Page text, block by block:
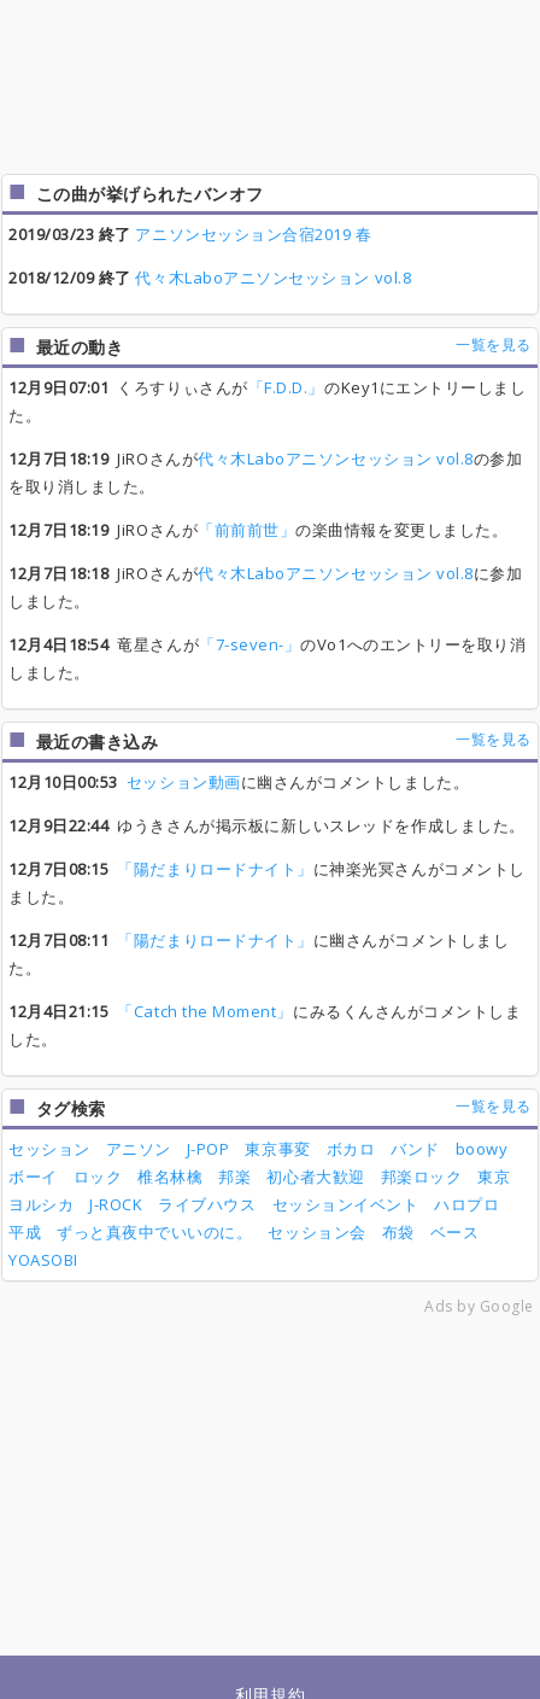
この曲が挙げられたバンオフ
2019/03/23 終了 アニソンセッション合宿2019 春
2018/12/09 終了 代々木Laboアニソンセッション vol.8
最近の動き 一覧を見る
12月9日07:01 くろすりぃさんが 「F.D.D.」 のKey1にエントリーしまし
た。
12月7日18:19JiROさんが代々木Laboアニソンセッション vol.8の参加
を取り消しました。
12月7日18:19JiROさんが 「前前前世」の楽曲情報を変更しました。
12月7日18:18JiROさんが代々木Laboアニソンセッション vol.8に参加
しました。
12月4日18:54竜星さんが 「7-seven-」のVo1へのエントリーを取り消
しました。
最近の書き込み 一覧を見る
12月10日00:53 セッション動画に幽さんがコメントしました。
12月9日22:44ゆうきさんが掲示板に新しいスレッドを作成しました。
12月7日08:15
「陽だまりロードナイト」 に神楽光冥さんがコメントし
ました。
12月7日08:11
「陽だまりロードナイト」 に幽さんがコメントしまし
た。
12月4日21:15
「Catch the Moment」 にみるくんさんがコメントしま
した。
タグ検索 一覧を見る
セッション アニソン J-POP 東京事変 ボカロ バンド
boowy
ボーイ
ロック 椎名林檎 邦楽 初心者大歓迎 邦楽ロック
東京
ヨルシカ
J-ROCK ライブハウス セッションイベント
ハロプロ
平成
ずっと真夜中でいいのに。 セッション会 布袋
ベース
YOASOBI
Ads by Google